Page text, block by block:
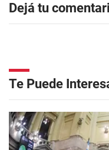
Dejá tu
Te Puede